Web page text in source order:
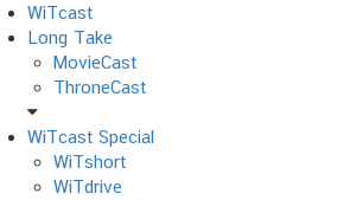
Skip
to
content
WiTcast
Long Take
MovieCast
ThroneCast
WiTcast Special
WiTshort
WiTdrive